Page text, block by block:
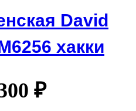
David
хакки
₽